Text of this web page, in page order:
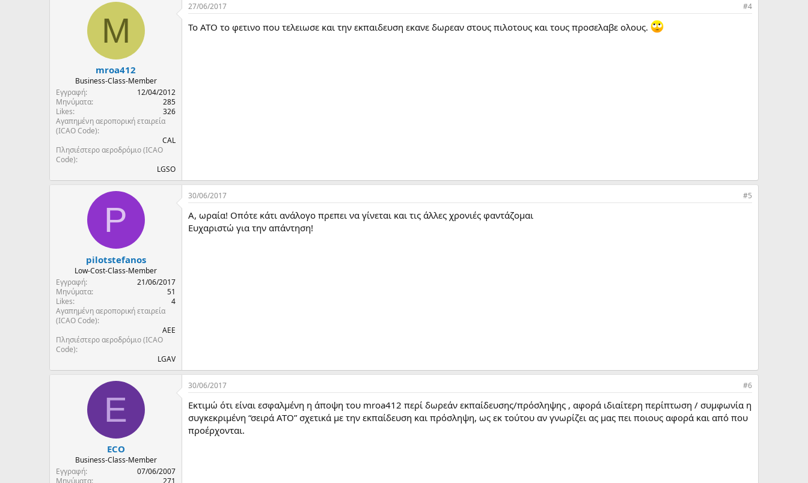
M
mroa412
Business-Class-Member
Εγγραφή
12/04/2012
Μηνύματα
285
Likes
326
Αγαπημένη αεροπορική εταιρεία
(ICAO Code)
CAL
Πλησιέστερο αεροδρόμιο (ICAO
Code)
LGSO
27/06/2017 #4
Το ΑΤΟ το φετινο που τελειωσε και την εκπαιδευση εκανε δωρεαν στους πιλοτους και τους προσελαβε ολους.
P
pilotstefanos
Low-Cost-Class-Member
Εγγραφή
21/06/2017
Μηνύματα
51
Likes
4
Αγαπημένη αεροπορική εταιρεία
(ICAO Code)
ΑΕΕ
Πλησιέστερο αεροδρόμιο (ICAO
Code)
LGAV
30/06/2017 #5
Α, ωραία! Οπότε κάτι ανάλογο πρεπει να γίνεται και τις άλλες χρονιές φαντάζομαι
Ευχαριστώ για την απάντηση!
E
ECO
Business-Class-Member
Εγγραφή
07/06/2007
Μηνύματα
271
30/06/2017 #6
Εκτιμώ ότι είναι εσφαλμένη η άποψη του mroa412 περί δωρεάν εκπαίδευσης/πρόσληψης , αφορά ιδιαίτερη περίπτωση / συμφωνία η
συγκεκριμένη “σειρά ΑΤΟ” σχετικά με την εκπαίδευση και πρόσληψη, ως εκ τούτου αν γνωρίζει ας μας πει ποιους αφορά και από που
προέρχονται.